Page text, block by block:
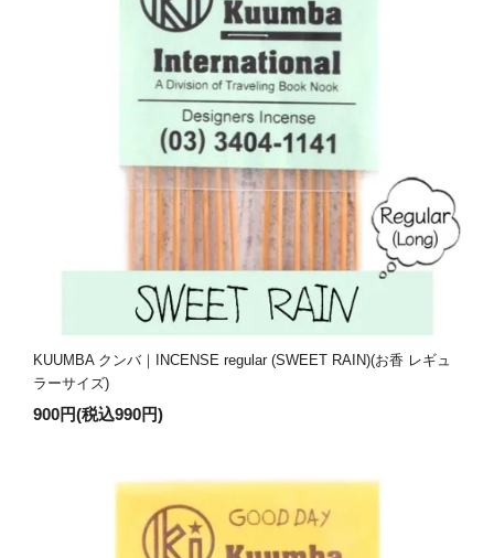
KUUMBA クンバ｜INCENSE regular (SWEET RAIN)(お香 レギュ
ラーサイズ)
900円(税込990円)